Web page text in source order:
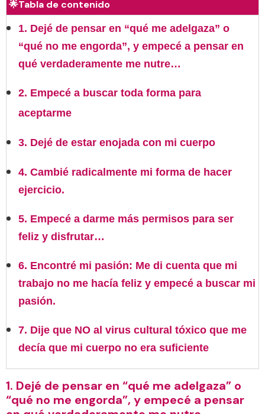
🌟Tabla de contenido
1. Dejé de pensar en “qué me adelgaza” o
“qué no me engorda”, y empecé a pensar en
qué verdaderamente me nutre…
2. Empecé a buscar toda forma para
aceptarme
3. Dejé de estar enojada con mi cuerpo
4. Cambié radicalmente mi forma de hacer
ejercicio.
5. Empecé a darme más permisos para ser
feliz y disfrutar…
6. Encontré mi pasión: Me di cuenta que mi
trabajo no me hacía feliz y empecé a buscar mi
pasión.
7. Dije que NO al virus cultural tóxico que me
decía que mi cuerpo no era suficiente
1. Dejé de pensar en “qué me adelgaza” o
“qué no me engorda”, y empecé a pensar